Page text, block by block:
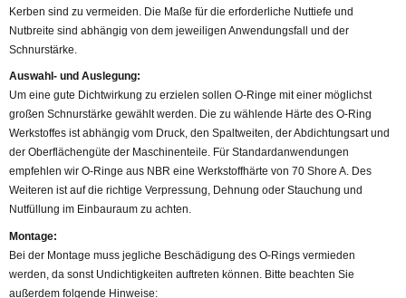
Kerben sind zu vermeiden. Die Maße für die erforderliche Nuttiefe und
Nutbreite sind abhängig von dem jeweiligen Anwendungsfall und der
Schnurstärke.
Auswahl- und Auslegung:
Um eine gute Dichtwirkung zu erzielen sollen O-Ringe mit einer möglichst
großen Schnurstärke gewählt werden. Die zu wählende Härte des O-Ring
Werkstoffes ist abhängig vom Druck, den Spaltweiten, der Abdichtungsart und
der Oberflächengüte der Maschinenteile. Für Standardanwendungen
empfehlen wir O-Ringe aus NBR eine Werkstoffhärte von 70 Shore A. Des
Weiteren ist auf die richtige Verpressung, Dehnung oder Stauchung und
Nutfüllung im Einbauraum zu achten.
Montage:
Bei der Montage muss jegliche Beschädigung des O-Rings vermieden
werden, da sonst Undichtigkeiten auftreten können. Bitte beachten Sie
außerdem folgende Hinweise: